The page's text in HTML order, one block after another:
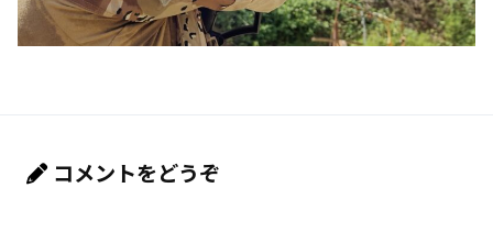
コメントをどうぞ